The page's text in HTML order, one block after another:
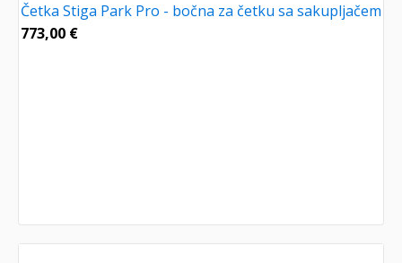
Četka Stiga Park Pro - bočna za četku sa sakupljačem
773,00 €